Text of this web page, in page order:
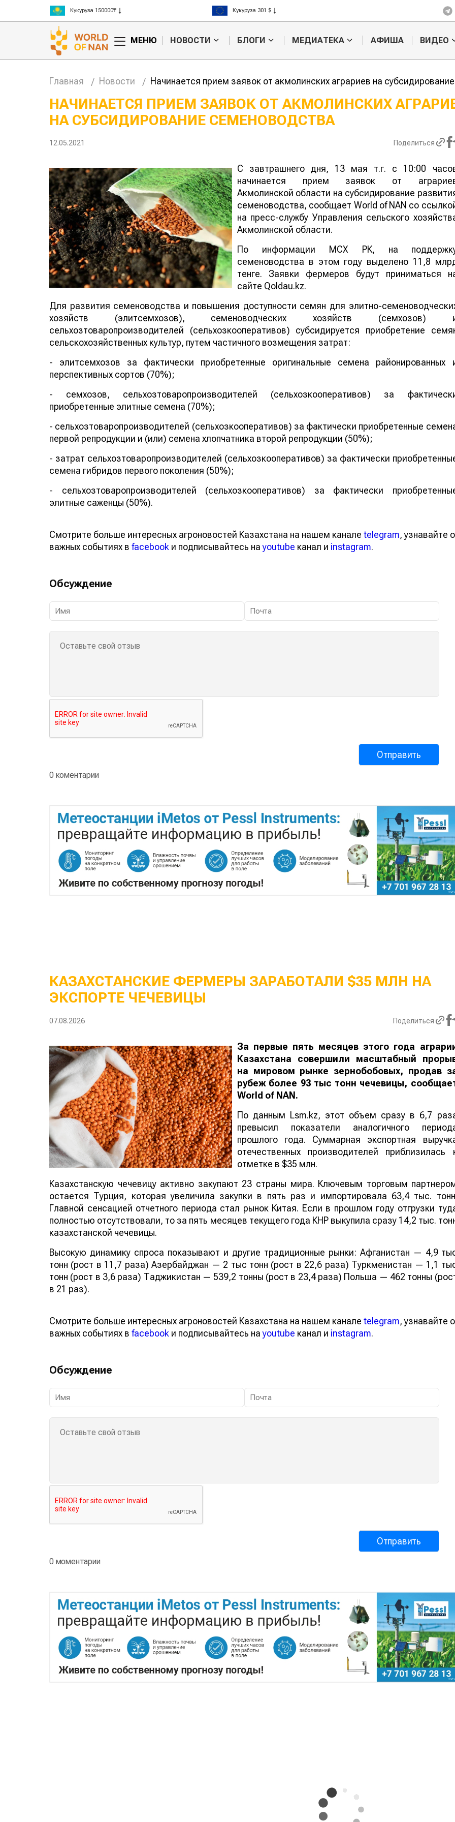
Рис 300000₸
Пшеница 3 класс 125000₸
Рис 408 $
Пшеница 423 $
МЕНЮ НОВОСТИ БЛОГИ МЕДИАТЕКА АФИША ВИДЕО
Главная Новости Начинается прием заявок от акмолинских аграриев на
НАЧИНАЕТСЯ ПРИЕМ ЗАЯВОК ОТ АКМОЛИНСКИХ
НА СУБСИДИРОВАНИЕ СЕМЕНОВОДСТВА
12.05.2021 Поделиться
С завтрашнего дня, 13 мая т.г. c 10:00
начинается прием заявок от
Акмолинской области на субсидирование
семеноводства, сообщает World of NAN со
на пресс-службу Управления сельского
Акмолинской области.
По информации МСХ РК, на
семеноводства в этом году выделено 11,8
тенге. Заявки фермеров будут приниматься
сайте Qoldau.kz.
Для развития семеноводства и повышения доступности семян для элитно-
хозяйств (элитсемхозов), семеноводческих хозяйств (семхозов)
сельхозтоваропроизводителей (сельхозкооперативов) субсидируется приобретение
сельскохозяйственных культур, путем частичного возмещения затрат:
- элитсемхозов за фактически приобретенные оригинальные семена районированных
перспективных сортов (70%);
- семхозов, сельхозтоваропроизводителей (сельхозкооперативов) за
приобретенные элитные семена (70%);
- сельхозтоваропроизводителей (сельхозкооперативов) за фактически приобретенные
первой репродукции и (или) семена хлопчатника второй репродукции (50%);
- затрат сельхозтоваропроизводителей (сельхозкооперативов) за фактически
семена гибридов первого поколения (50%);
- сельхозтоваропроизводителей (сельхозкооперативов) за фактически
элитные саженцы (50%).
Смотрите больше интересных агроновостей Казахстана на нашем канале telegram, узнавайте о
важных событиях в facebook и подписывайтесь наyoutube канал и instagram.
Обсуждение
0 коментарии
Жара в Китае может
поднять цены на
Казахстанское
сельхозсырье
жука будут
лазером
КАЗАХСТАНСКИЕ ФЕРМЕРЫ ЗАРАБОТАЛИ $35 МЛН НА
ЭКСПОРТЕ ЧЕЧЕВИЦЫ
07.08.2026 Поделиться
За первые пять месяцев этого года
Казахстана совершили масштабный
на мировом рынке зернобобовых, продав
рубеж более 93 тыс тонн чечевицы,
World of NAN .
По данным Lsm.kz, этот объем сразу в 6,7
превысил показатели аналогичного
прошлого года. Суммарная экспортная
отечественных производителей приблизилась
отметке в $35 млн.
Казахстанскую чечевицу активно закупают 23 страны мира. Ключевым торговым
остается Турция, которая увеличила закупки в пять раз и импортировала 63,4 тыс.
Главной сенсацией отчетного периода стал рынок Китая. Если в прошлом году отгрузки
полностью отсутствовали, то за пять месяцев текущего года КНР выкупила сразу 14,2 тыс.
казахстанской чечевицы.
Высокую динамику спроса показывают и другие традиционные рынки: Афганистан — 4,9
тонн (рост в 11,7 раза) Азербайджан — 2 тыс тонн (рост в 22,6 раза) Туркменистан — 1,1
тонн (рост в 3,6 раза) Таджикистан — 539,2 тонны (рост в 23,4 раза) Польша — 462 тонны
в 21 раз).
Смотрите больше интересных агроновостей Казахстана на нашем канале telegram, узнавайте о
важных событиях в facebook и подписывайтесь наyoutube канал и instagram.
Обсуждение
0 моментарии